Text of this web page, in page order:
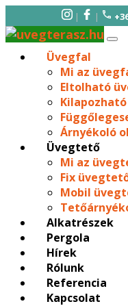
| |
Üvegfal
Mi az
Eltolható
Árnyékoló
Üvegtető
Mi az
Fix
Mobil
Alkatrészek
Pergola
Hírek
Rólunk
Referencia
Kapcsolat